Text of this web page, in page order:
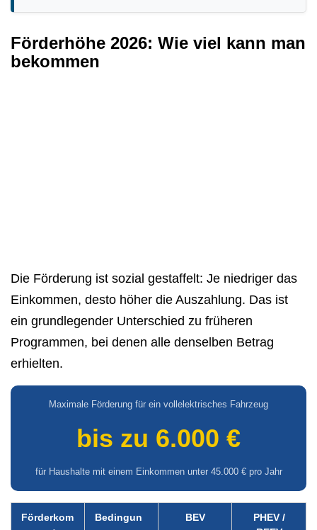
Förderhöhe 2026: Wie viel kann man
bekommen
Die Förderung ist sozial gestaffelt: Je niedriger das
Einkommen, desto höher die Auszahlung. Das ist
ein grundlegender Unterschied zu früheren
Programmen, bei denen alle denselben Betrag
erhielten.
Maximale Förderung für ein vollelektrisches Fahrzeug
bis zu 6.000 €
für Haushalte mit einem Einkommen unter 45.000 € pro Jahr
Förderkom
Bedingun
BEV
PHEV /